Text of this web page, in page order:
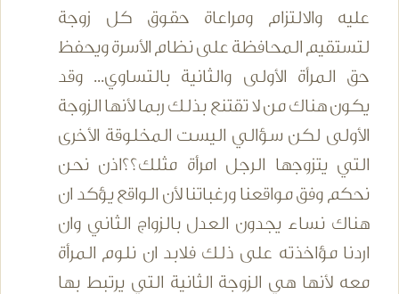
عليه والالتزام ومراعاة حقوق كل زوجة
لتستقيم المحافظة على نظام الأسرة ويحفظ
حق المرأة الأولى والثانية بالتساوي... وقد
يكون هناك من لا تقتنع بذلك ربما لأنها الزوجة
الأولى لكن سؤالي اليست المخلوقة الأخرى
التي يتزوجها الرجل امرأة مثلك؟؟اذن نحن
نحكم وفق مواقعنا ورغباتنا لأن الواقع يؤكد ان
هناك نساء يجدون العدل بالزواج الثاني وان
اردنا مؤاخذته على ذلك فلابد ان نلوم المرأة
معه لأنها هي الزوجة الثانية التي يرتبط بها